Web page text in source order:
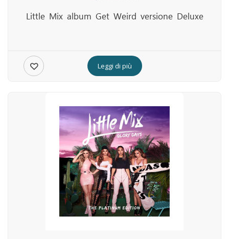
Little Mix album Get Weird versione Deluxe
Leggi di più